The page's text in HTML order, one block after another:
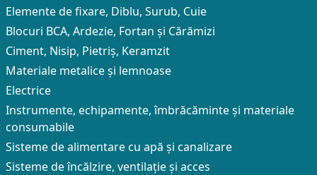
Elemente de fixare, Diblu, Surub, Cuie
Blocuri BCA, Ardezie, Fortan și Cărămizi
Ciment, Nisip, Pietriș, Keramzit
Materiale metalice și lemnoase
Electrice
Instrumente, echipamente, îmbrăcăminte și materiale
consumabile
Sisteme de alimentare cu apă și canalizare
Sisteme de încălzire, ventilație și acces